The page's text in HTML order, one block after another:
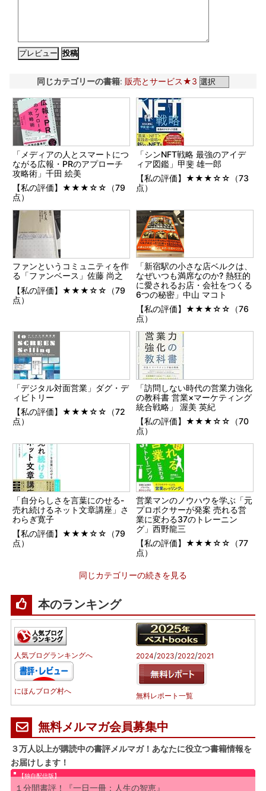
同じカテゴリーの書籍: 販売とサービス★3
「メディアの人とスマートにつ
ながる広報・PRのアプローチ
攻略術」千田 絵美
【私の評価】★★★☆☆（79
点）
「シンNFT戦略 最強のアイデ
ィア図鑑」甲斐 雄一郎
【私の評価】★★★☆☆（73
点）
ファンというコミュニティを作
る「ファンベース」佐藤 尚之
【私の評価】★★★☆☆（79
点）
「新宿駅の小さな店ベルクは、
なぜいつも満席なのか? 熱狂的
に愛されるお店・会社をつくる
6つの秘密」中山 マコト
【私の評価】★★★☆☆（76
点）
「デジタル対面営業」ダグ・デ
ィビトリー
【私の評価】★★★☆☆（72
点）
「訪問しない時代の営業力強化
の教科書 営業×マーケティング
統合戦略」 渥美 英紀
【私の評価】★★★☆☆（70
点）
「自分らしさを言葉にのせる-
売れ続けるネット文章講座」さ
わらぎ寛子
【私の評価】★★★☆☆（79
点）
営業マンのノウハウを学ぶ「元
プロボクサーが発案 売れる営
業に変わる37のトレーニン
グ」西野龍三
【私の評価】★★★☆☆（77
点）
同じカテゴリーの続きを見る
本のランキング
人気ブログランキングへ
にほんブログ村へ
2024/2023/2022/2021
無料レポート一覧
無料メルマガ会員募集中
３万人以上が購読中の書評メルマガ！あなたに役立つ書籍情報を
お届けします！
【独自配信版】
１分間書評！『一日一冊：人生の智恵』